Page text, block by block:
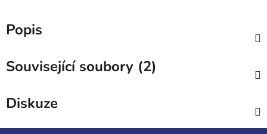
Popis
Související soubory (2)
Diskuze